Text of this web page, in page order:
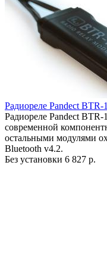
Радиореле Pandect BTR-
Радиореле Pandect
современной
остальными модулями
Bluetooth v4.2.
Без установки 6 827 р.